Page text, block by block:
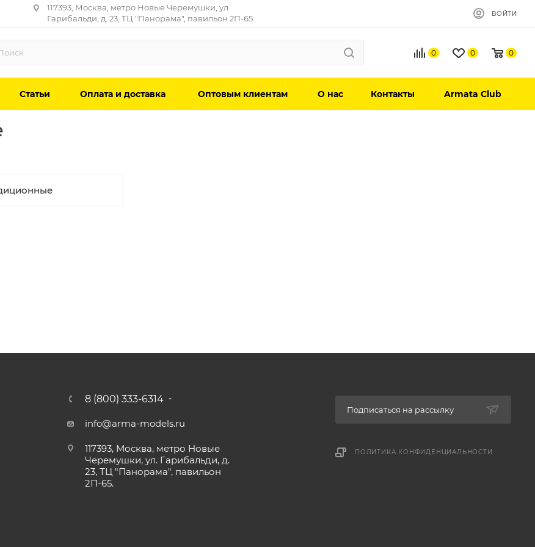
117393, Москва, метро Новые Черемушки, ул.
Гарибальди, д. 23, ТЦ "Панорама", павильон 2П-65.
ВОЙТИ
0 0 0
Статьи Оплата и доставка Оптовым клиентам О нас Контакты Armata Club
8 (800) 333-6314
info@arma-models.ru
117393, Москва, метро Новые
Черемушки, ул. Гарибальди, д.
23, ТЦ "Панорама", павильон
2П-65.
Подписаться на рассылку
ПОЛИТИКА КОНФИДЕНЦИАЛЬНОСТИ